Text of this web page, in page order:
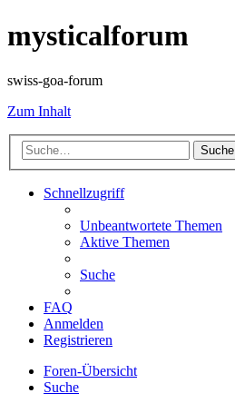
mysticalforum
swiss-goa-forum
Zum Inhalt
Suche
Schnellzugriff
Unbeantwortete Themen
Aktive Themen
Suche
FAQ
Anmelden
Registrieren
Foren-Übersicht
Suche